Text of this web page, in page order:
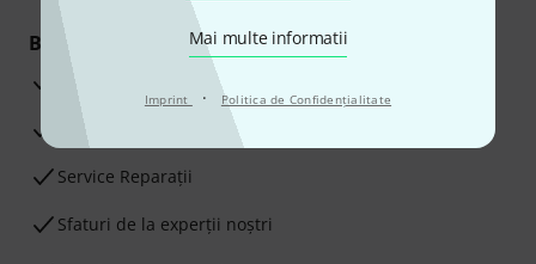
Mai multe informatii
Imprint · Politica de Confidenţialitate
Beneficiile tale
3 Ani Garanție Thomann
Garanţia returnării banilor în 30 de zile
Service Reparații
Sfaturi de la experții noștri